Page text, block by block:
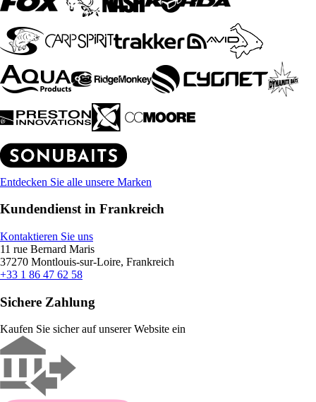
Entdecken Sie alle unsere Marken
Kundendienst in Frankreich
Kontaktieren Sie uns
11 rue Bernard Maris
37270 Montlouis-sur-Loire, Frankreich
+33 1 86 47 62 58
Sichere Zahlung
Kaufen Sie sicher auf unserer Website ein